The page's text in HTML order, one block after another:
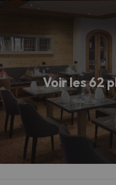
Voir les 62